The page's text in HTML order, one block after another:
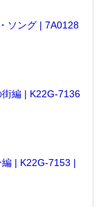
ソング | 7A0128
編 | K22G-7136
| K22G-7153 |